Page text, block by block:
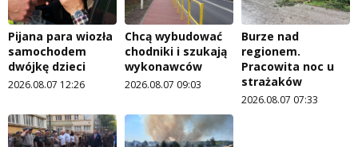
Pijana para wiozła
samochodem
dwójkę dzieci
2026.08.07 12:26
Chcą wybudować
chodniki i szukają
wykonawców
2026.08.07 09:03
Burze nad
regionem.
Pracowita noc u
strażaków
2026.08.07 07:33